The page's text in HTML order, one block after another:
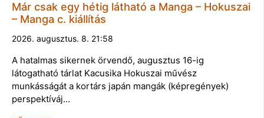
Már csak egy hétig látható a Manga – Hokuszai
– Manga c. kiállítás
2026. augusztus. 8. 21:58
A hatalmas sikernek örvendő, augusztus 16-ig
látogatható tárlat Kacusika Hokuszai művész
munkásságát a kortárs japán mangák (képregények)
perspektíváj…